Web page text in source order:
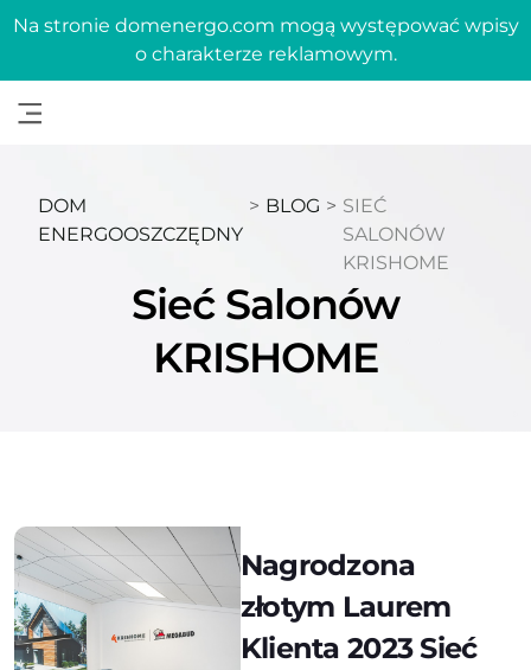
Na stronie domenergo.com mogą występować wpisy
o charakterze reklamowym.
DOM
ENERGOOSZCZĘDNY
> BLOG > SIEĆ
SALONÓW
KRISHOME
Sieć Salonów
KRISHOME
Nagrodzona
złotym Laurem
Klienta 2023 Sieć